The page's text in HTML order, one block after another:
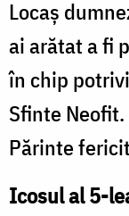
Locaș
ai arătat a fi
în chip
Sfinte
Părinte
Icosul al 5-